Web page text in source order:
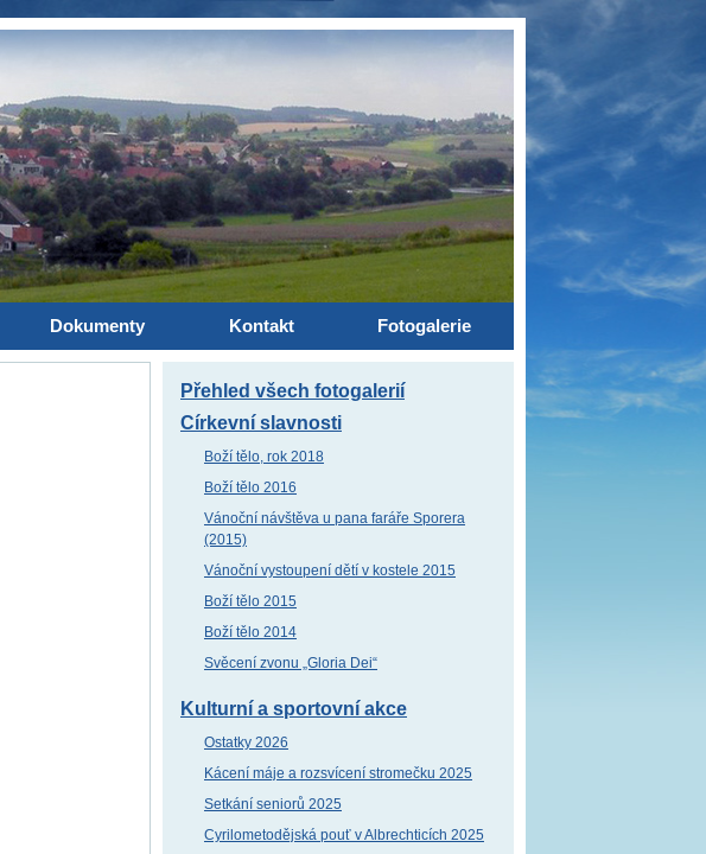
Dokumenty Kontakt Fotogalerie
Přehled všech fotogalerií
Církevní slavnosti
Boží tělo, rok 2018
Boží tělo 2016
Vánoční návštěva u pana faráře Sporera
(2015)
Vánoční vystoupení dětí v kostele 2015
Boží tělo 2015
Boží tělo 2014
Svěcení zvonu „Gloria Dei“
Kulturní a sportovní akce
Ostatky 2026
Kácení máje a rozsvícení stromečku 2025
Setkání seniorů 2025
Cyrilometodějská pouť v Albrechticích 2025